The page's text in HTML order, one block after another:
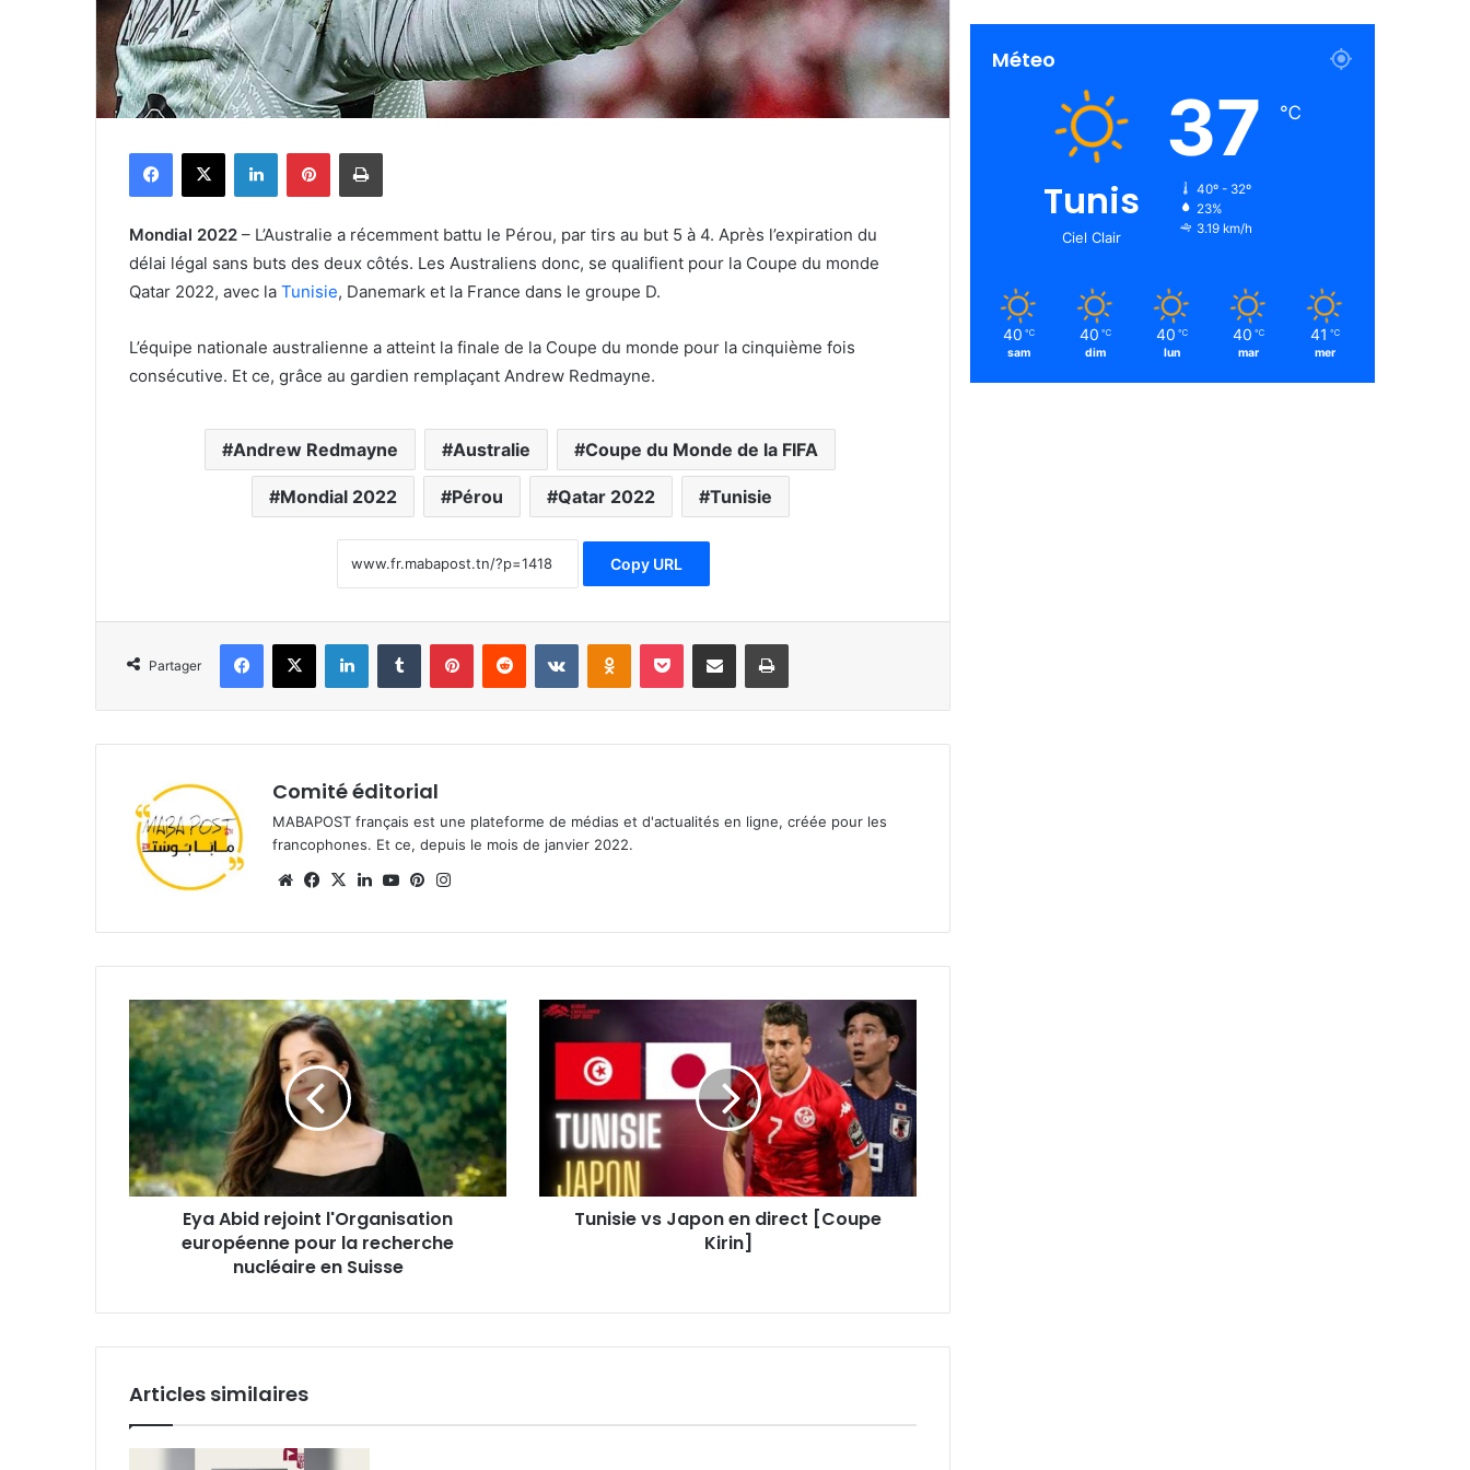
Facebook
X LinkedinPinterestImprimer
Mondial 2022 – L’Australie a récemment battu le Pérou, par tirs au but 5 à 4. Après l’expiration du
délai légal sans buts des deux côtés. Les Australiens donc, se qualifient pour la Coupe du monde
Qatar 2022, avec la Tunisie, Danemark et la France dans le groupe D.
L’équipe nationale australienne a atteint la finale de la Coupe du monde pour la cinquième fois
consécutive. Et ce, grâce au gardien remplaçant Andrew Redmayne.
Andrew Redmayne Australie Coupe du Monde de la FIFA
Mondial 2022 Pérou Qatar 2022 Tunisie
Copy URL
Partager
Facebook
X LinkedinTumblr PinterestReddit VKontakteOdnoklassniki
Pocket Partager par email Imprimer
Comité éditorial
MABAPOST français est une plateforme de médias et d'actualités en ligne, créée pour les
francophones. Et ce, depuis le mois de janvier 2022.
WebsiteFacebook
X Linkedin
YouTubePinterest
Eya
Abid
rejoint
l'Organisation
européenne
pour
recherche
nucléaire
Eya Abid rejoint l'Organisation
européenne pour la recherche
nucléaire en Suisse
Tunisie
direct
[Coupe
Kirin]
Tunisie vs Japon en direct [Coupe
Kirin]
Articles similaires
Méteo
Tunis
Ciel Clair
37 ℃
40º - 32º
23%
3.19 km/h
40 ℃
sam
40 ℃
dim
40 ℃
lun
40 ℃
mar
41 ℃
mer